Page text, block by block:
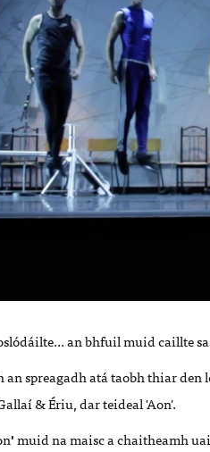
an bhfuil muid caillte
an spreagadh atá taobh thiar
& Ériu, dar teideal 'Aon'.
'muid na maisc a chaitheamh